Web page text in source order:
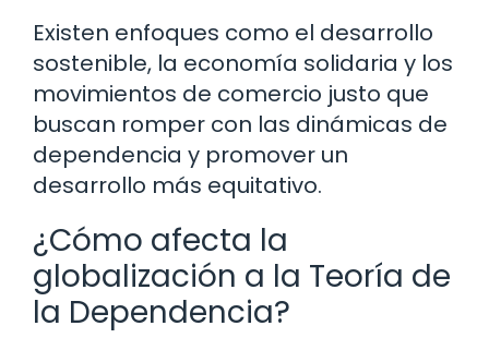
Existen enfoques como el desarrollo
sostenible, la economía solidaria y los
movimientos de comercio justo que
buscan romper con las dinámicas de
dependencia y promover un
desarrollo más equitativo.
¿Cómo afecta la
globalización a la Teoría de
la Dependencia?